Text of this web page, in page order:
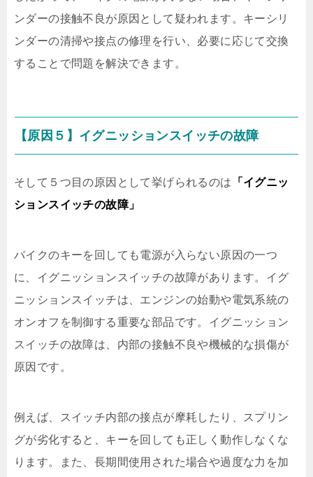
ンダーの接触不良が原因として疑われます。キーシリ
ンダーの清掃や接点の修理を行い、必要に応じて交換
することで問題を解決できます。
【原因５】イグニッションスイッチの故障
そして５つ目の原因として挙げられるのは 「イグニッ
ションスイッチの故障」
バイクのキーを回しても電源が入らない原因の一つ
に、イグニッションスイッチの故障があります。イグ
ニッションスイッチは、エンジンの始動や電気系統の
オンオフを制御する重要な部品です。イグニッション
スイッチの故障は、内部の接触不良や機械的な損傷が
原因です。
例えば、スイッチ内部の接点が摩耗したり、スプリン
グが劣化すると、キーを回しても正しく動作しなくな
ります。また、長期間使用された場合や過度な力を加